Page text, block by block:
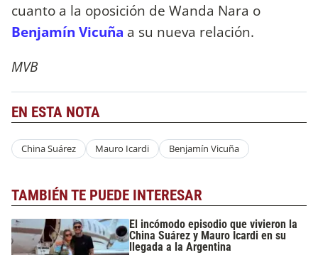
cuanto a la oposición de Wanda Nara o
Benjamín Vicuña a su nueva relación.
MVB
EN ESTA NOTA
China Suárez Mauro Icardi Benjamín Vicuña
TAMBIÉN TE PUEDE INTERESAR
El incómodo episodio que vivieron la
China Suárez y Mauro Icardi en su
llegada a la Argentina